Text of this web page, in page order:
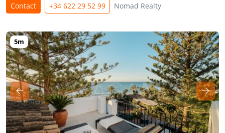
Contact +34 622 29 52 99 Nomad Realty